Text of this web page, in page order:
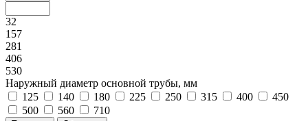
32
157
281
406
530
Наружный диаметр основной трубы, мм
125
140 180 225 250 315 400
450
500
560 710